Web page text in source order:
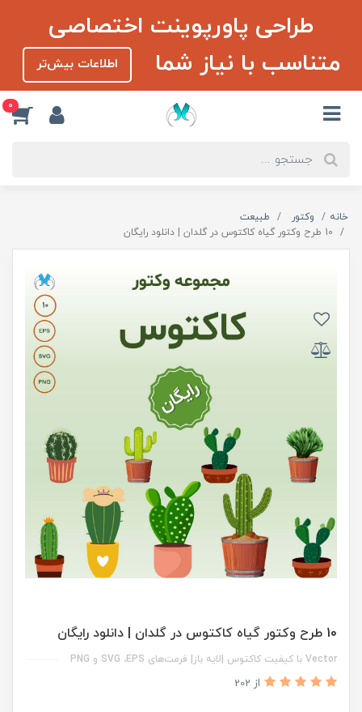
طراحی پاورپوینت اختصاصی
متناسب با نیاز شما
اطلاعات بیش‌تر
0
خانه وکتور
طبیعت
10 طرح وکتور گیاه کاکتوس در گلدان | دانلود رایگان
10 طرح وکتور گیاه کاکتوس در گلدان | دانلود رایگان
Vector با کیفیت کاکتوس |لایه باز| فرمت‌های SVG ،EPS و PNG
از 202